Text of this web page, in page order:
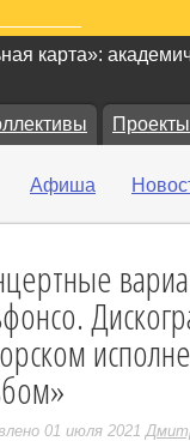
карта»:
Проекты
Афиша
01 июля 2021